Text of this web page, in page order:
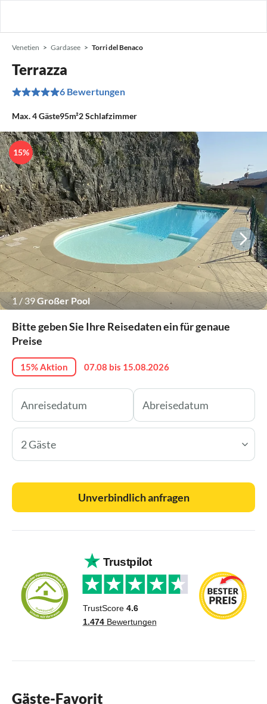
Venetien Gardasee Torri del Benaco
Terrazza
6 Bewertungen
Max.4Gäste95m²2Schlafzimmer
1 / 39Großer Pool
15%
Bitte geben Sie Ihre Reisedaten ein für genaue
Preise
15% Aktion 07.08 bis 15.08.2026
2 Gäste
Unverbindlich anfragen
Gäste-Favorit